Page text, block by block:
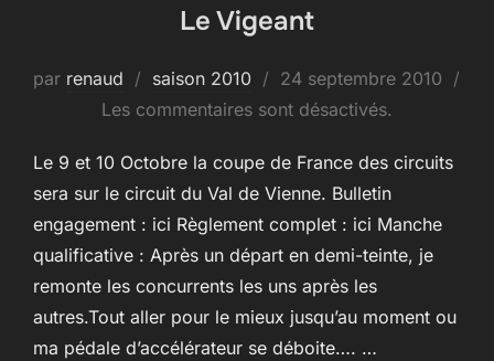
Le Vigeant
par renaud saison 2010
Publié
le
24 septembre 2010
Les commentaires sont désactivés.
Le 9 et 10 Octobre la coupe de France des circuits
sera sur le circuit du Val de Vienne. Bulletin
engagement : ici Règlement complet : ici Manche
qualificative : Après un départ en demi-teinte, je
remonte les concurrents les uns après les
autres.Tout aller pour le mieux jusqu’au moment ou
ma pédale d’accélérateur se déboite…. …